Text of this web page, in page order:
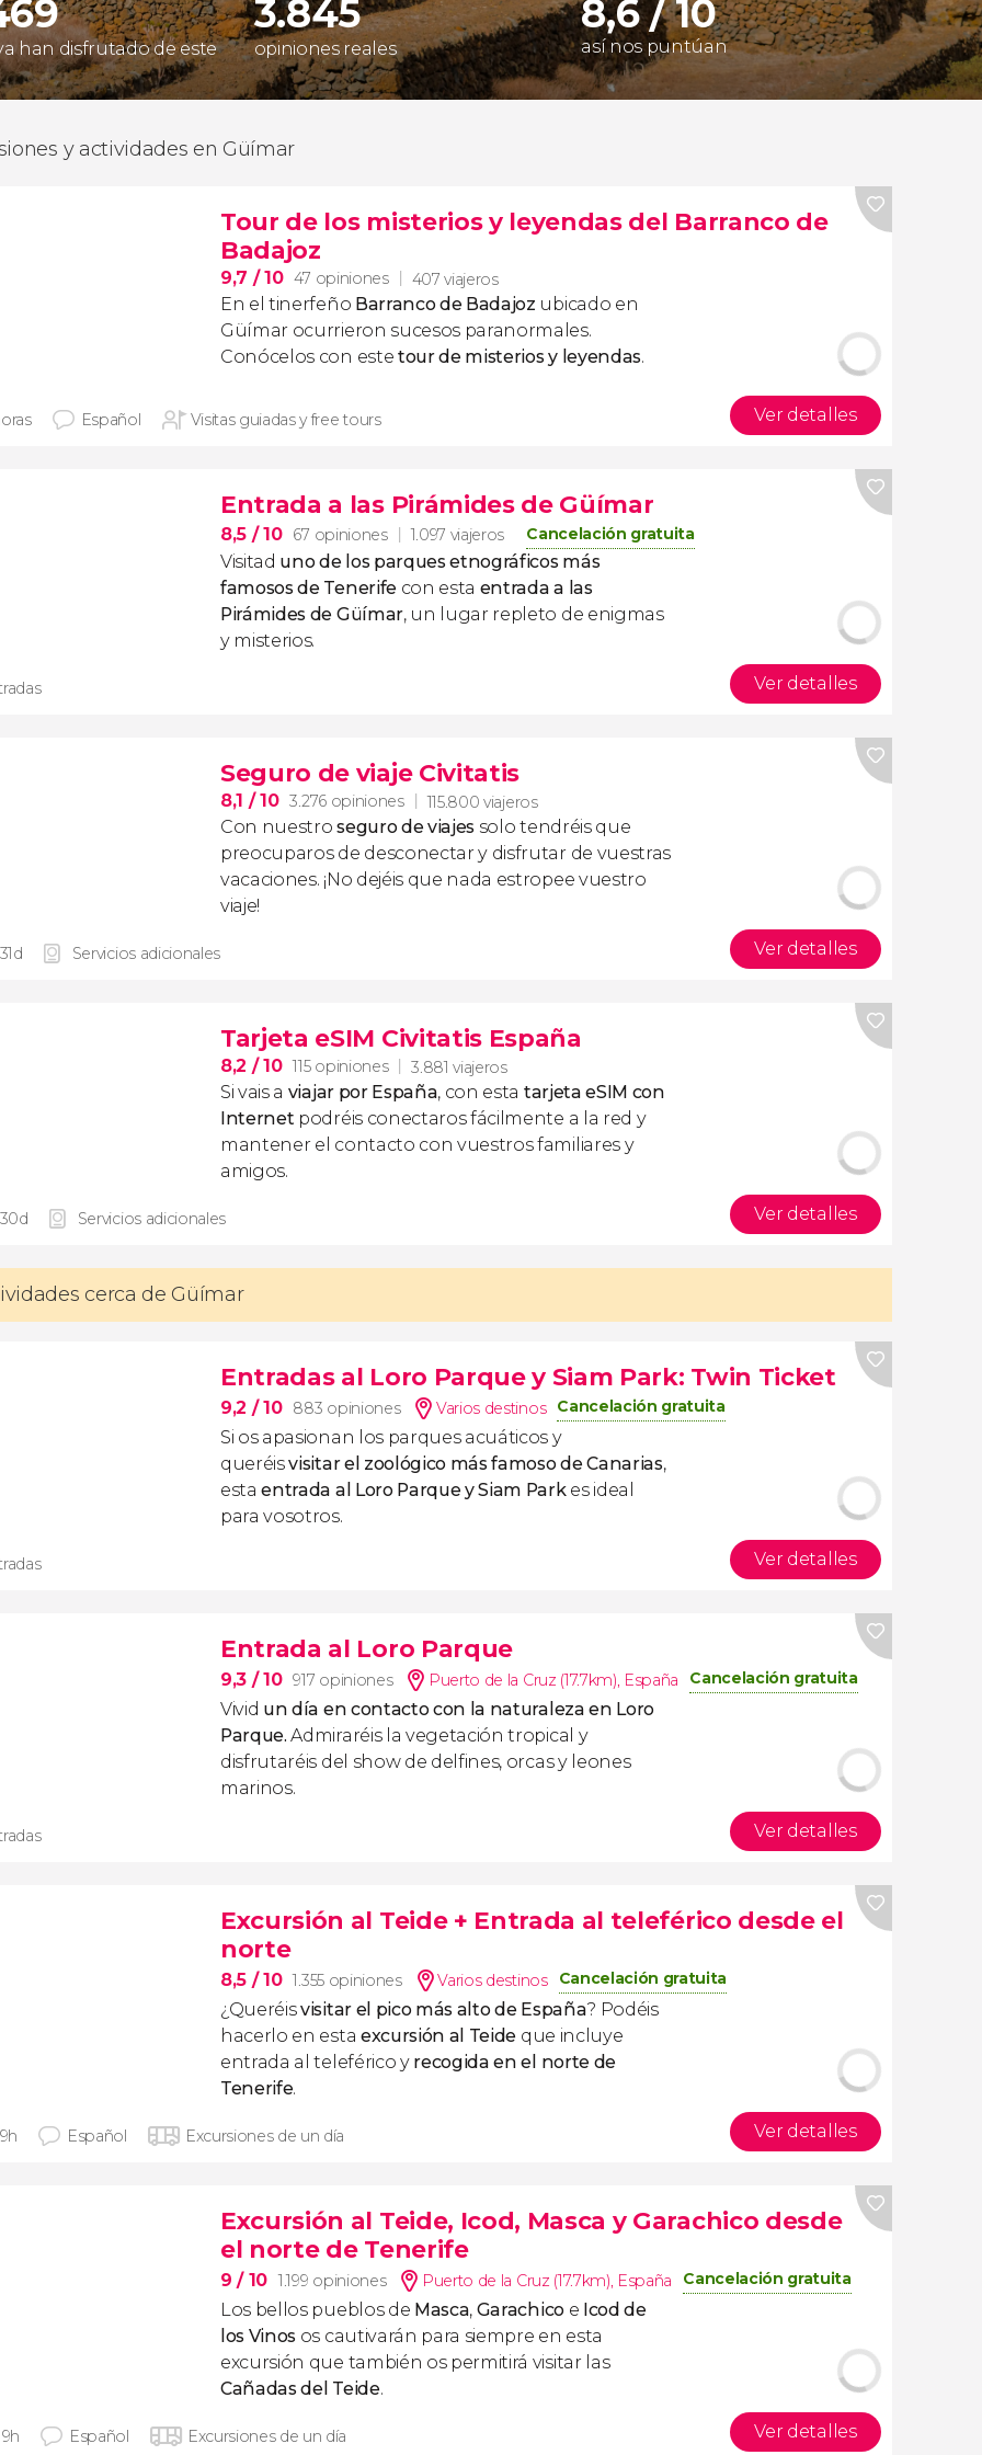
han disfrutado de este
3.845
opiniones reales
8,6 / 10
así nos puntúan
y actividades en Güímar
Tour de los misterios y leyendas del Barranco de
Badajoz
9,7 / 10 47 opiniones 407 viajeros
En el tinerfeño Barranco de Badajoz ubicado en
Güímar ocurrieron sucesos paranormales.
Conócelos con este tour de misterios y leyendas.
Español Visitas guiadas y free tours Ver detalles
Entrada a las Pirámides de Güímar
8,5 / 10 67 opiniones 1.097 viajeros Cancelación gratuita
Visitad uno de los parques etnográficos más
famosos de Tenerife con esta entrada a las
Pirámides de Güímar, un lugar repleto de enigmas
y misterios.
Ver detalles
Seguro de viaje Civitatis
8,1 / 10 3.276 opiniones 115.800 viajeros
Con nuestroseguro de viajes solo tendréis que
preocuparos de desconectar y disfrutar de vuestras
vacaciones. ¡No dejéis que nada estropee vuestro
viaje!
Servicios adicionales Ver detalles
Tarjeta eSIM Civitatis España
8,2 / 10 115 opiniones 3.881 viajeros
Si vais a viajar por España, con esta tarjeta eSIM con
Internet podréis conectaros fácilmente a la red y
mantener el contacto con vuestros familiares y
amigos.
Servicios adicionales Ver detalles
cerca de Güímar
Entradas al Loro Parque y Siam Park: Twin Ticket
9,2 / 10 883 opiniones Varios destinos Cancelación gratuita
Si os apasionan los parques acuáticos y
queréisvisitar el zoológico más famoso de Canarias,
estaentrada al Loro Parque y Siam Parkes ideal
para vosotros.
Ver detalles
Entrada al Loro Parque
9,3 / 10 917 opiniones Puerto de la Cruz (17.7km), España Cancelación gratuita
Vivid un día en contacto con la naturaleza en Loro
Parque. Admiraréis la vegetación tropical y
disfrutaréis del show de delfines, orcas y leones
marinos.
Ver detalles
Excursión al Teide + Entrada al teleférico desde el
norte
8,5 / 10 1.355 opiniones Varios destinos Cancelación gratuita
¿Queréisvisitar el pico más alto de España? Podéis
hacerlo en esta excursión al Teide que incluye
entrada al teleférico y recogida en el norte de
Tenerife.
Español Excursiones de un día Ver detalles
Excursión al Teide, Icod, Masca y Garachico desde
el norte de Tenerife
9/ 10 1.199 opiniones Puerto de la Cruz (17.7km), España Cancelación gratuita
Los bellos pueblos de Masca, Garachicoe Icod de
los Vinos os cautivarán para siempre en esta
excursión que también os permitirá visitar las
Cañadas del Teide.
Español Excursiones de un día Ver detalles